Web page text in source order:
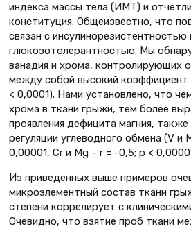
индекса массы тела (ИМТ) и
конституция. Общеизвестно, что
связан с инсулинорезистентностью
глюкозотолерантностью. Мы
ванадия и хрома, контролирующих
между собой высокий коэффициент
< 0,0001). Нами установлено, что
хрома в ткани грыжи, тем более
проявления дефицита магния,
регуляции углеводного обмена (V и
0,00001, Cr и Mg – r = -0,5; p <
Из приведенных выше примеров
микроэлементный состав ткани
степени коррелирует с
Очевидно, что взятие проб ткани